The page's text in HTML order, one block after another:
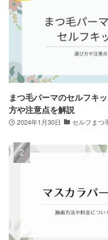
まつ毛パーマのセルフキ
方や注意点を解説
2024年1月30日 セルフまつ